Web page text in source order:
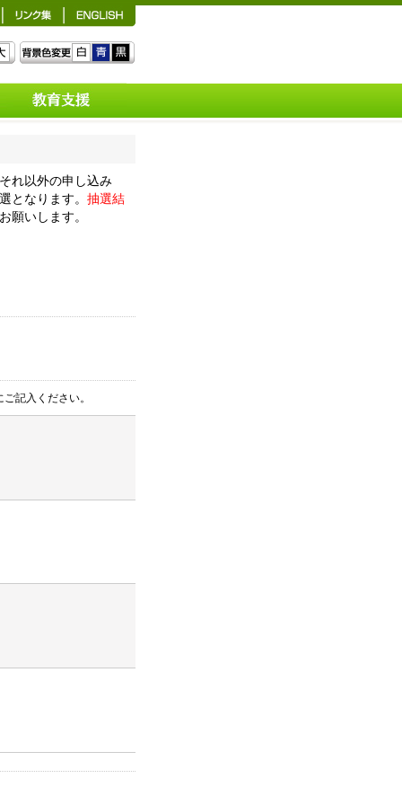
館外利用
各種申込方法
れ以外の申し込み
となります。 抽選結
願いします。
記入ください。